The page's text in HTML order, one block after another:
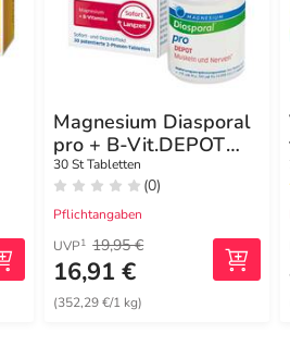
Magnesium Diasporal
pro + B-Vit.DEPOT
Musk. + Nerv.Tab
30 St Tabletten
(0)
Pflichtangaben
UVP1 19,95 €
16,91 €
(352,29 €/1 kg)